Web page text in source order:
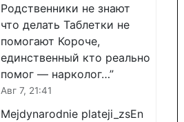
Родственники не знают
что делать Таблетки не
помогают Короче,
единственный кто реально
помог — нарколог…”
Авг 7, 21:41
Mejdynarodnie plateji_zsEn